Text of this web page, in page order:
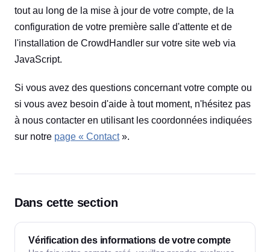
tout au long de la mise à jour de votre compte, de la
configuration de votre première salle d'attente et de
l'installation de CrowdHandler sur votre site web via
JavaScript.
Si vous avez des questions concernant votre compte ou
si vous avez besoin d'aide à tout moment, n'hésitez pas
à nous contacter en utilisant les coordonnées indiquées
sur notre page « Contact».
Dans cette section
Vérification des informations de votre compte